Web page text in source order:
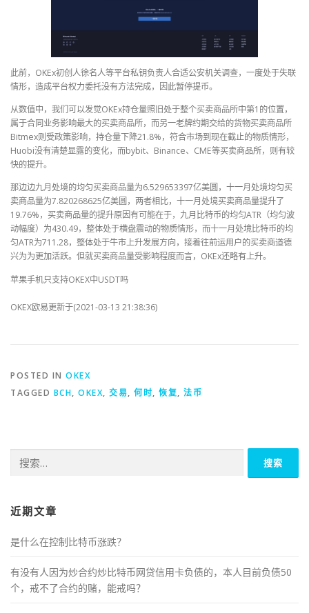
此前，OKEx初创人徐名人等平台私钥负责人合适公安机关调查，一度处于失联
情形，造成平台权力委托没有方法完成，因此暂停提币。
从数值中，我们可以发觉OKEx持仓量照旧处于整个买卖商品所中第1的位置，
属于合同业务影响最大的买卖商品所，而另一老牌约期交给的货物买卖商品所
Bitmex则受政策影响，持仓量下降21.8%，符合市场到现在截止的物质情形，
Huobi没有清楚显露的变化，而bybit、Binance、CME等买卖商品所，则有较
快的提升。
那边边九月处境的均匀买卖商品量为6.529653397亿美圆，十一月处境均匀买
卖商品量为7.820268625亿美圆，两者相比，十一月处境买卖商品量提升了
19.76%，买卖商品量的提升原因有可能在于，九月比特币的均匀ATR（均匀波
动幅度）为430.49，整体处于横盘震动的物质情形，而十一月处境比特币的均
匀ATR为711.28，整体处于牛市上升发展方向，接着往前运用户的买卖商道德
兴为为更加活跃。但就买卖商品量受影响程度而言，OKEx还略有上升。
苹果手机只支持OKEX中USDT吗
OKEX欧易更新于(2021-03-13 21:38:36)
POSTED IN OKEX
TAGGED BCH, OKEX, 交易, 何时, 恢复, 法币
索：
近期文章
是什么在控制比特币涨跌？
有没有人因为炒合约炒比特币网贷信用卡负债的，本人目前负债50
个，戒不了合约的赌，能戒吗？